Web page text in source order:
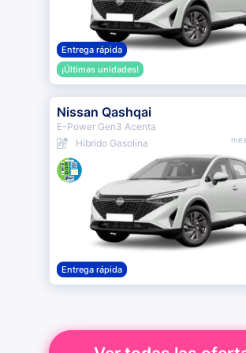
Entrega rápida
¡Últimas unidades!
Nissan Qashqai
E-Power Gen3 Acenta
Híbrido Gasolina
mes
Entrega rápida